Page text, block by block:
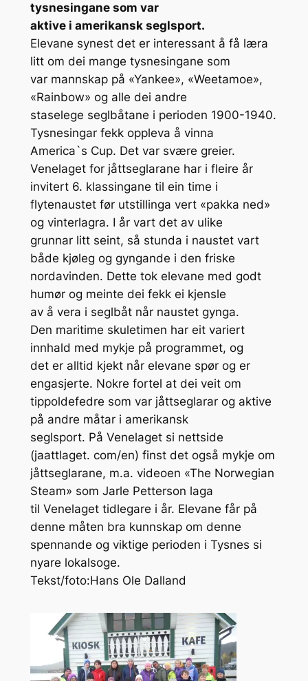
tysnesingane som var
aktive i amerikansk seglsport.
Elevane synest det er interessant å få læra
litt om dei mange tysnesingane som
var mannskap på «Yankee», «Weetamoe»,
«Rainbow» og alle dei andre
staselege seglbåtane i perioden 1900-1940.
Tysnesingar fekk oppleva å vinna
America`s Cup. Det var svære greier.
Venelaget for jåttseglarane har i fleire år
invitert 6. klassingane til ein time i
flytenaustet før utstillinga vert «pakka ned»
og vinterlagra. I år vart det av ulike
grunnar litt seint, så stunda i naustet vart
både kjøleg og gyngande i den friske
nordavinden. Dette tok elevane med godt
humør og meinte dei fekk ei kjensle
av å vera i seglbåt når naustet gynga.
Den maritime skuletimen har eit variert
innhald med mykje på programmet, og
det er alltid kjekt når elevane spør og er
engasjerte. Nokre fortel at dei veit om
tippoldefedre som var jåttseglarar og aktive
på andre måtar i amerikansk
seglsport. På Venelaget si nettside
(jaattlaget. com/en) finst det også mykje om
jåttseglarane, m.a. videoen «The Norwegian
Steam» som Jarle Petterson laga
til Venelaget tidlegare i år. Elevane får på
denne måten bra kunnskap om denne
spennande og viktige perioden i Tysnes si
nyare lokalsoge.
Tekst/foto:Hans Ole Dalland